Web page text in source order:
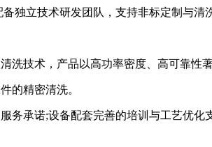
立技术研发团队，支持非标定制与清
技术，产品以高功率密度、高可靠性著
的精密清洗。
承诺;设备配套完善的培训与工艺优化